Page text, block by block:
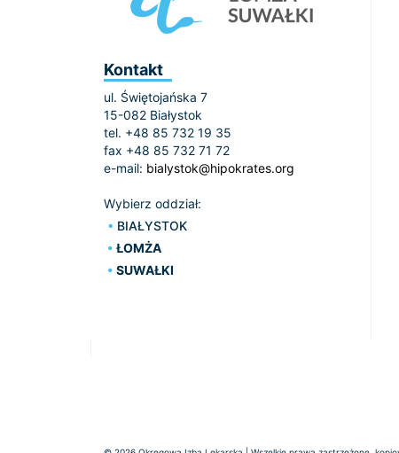
Kontakt
ul. Świętojańska 7
15-082 Białystok
tel. +48 85 732 19 35
fax +48 85 732 71 72
e-mail: bialystok@hipokrates.org
Wybierz oddział:
BIAŁYSTOK
ŁOMŻA
SUWAŁKI